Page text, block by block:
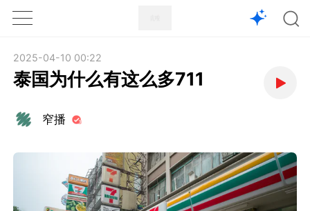
1X
2025-04-10 00:22
泰国为什么有这么多711
窄播